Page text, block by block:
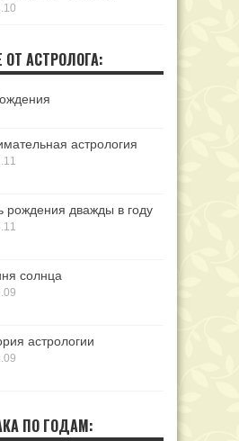
АСТРОЛОГА:
астрология
рождения дважды в году
солнца
астрологии
ПО ГОДАМ: